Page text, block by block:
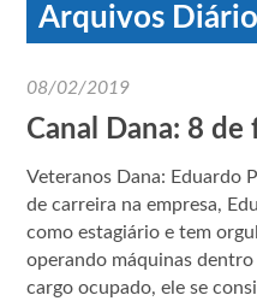
Arquivos
08/02/2019
Canal Dana: 8
Veteranos Dana: Eduardo
de carreira na empresa,
como estagiário e tem
operando máquinas
cargo ocupado, ele se